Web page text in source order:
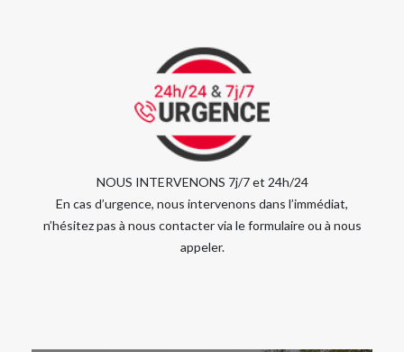
NOUS INTERVENONS 7j/7 et 24h/24
En cas d’urgence, nous intervenons dans l’immédiat,
n’hésitez pas à nous contacter via le formulaire ou à nous
appeler.